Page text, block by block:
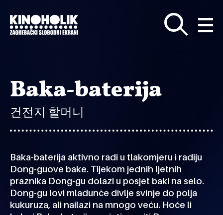
glavni
sadržaj
Baka-baterija
건전지 할머니
Baka-baterija aktivno radi u tlakomjeru i radiju
Dong-guove bake. Tijekom jednih ljetnih
praznika Dong-gu dolazi u posjet baki na selo.
Dong-gu lovi mladunče divlje svinje do polja
kukuruza, ali nailazi na mnogo veću. Hoće li